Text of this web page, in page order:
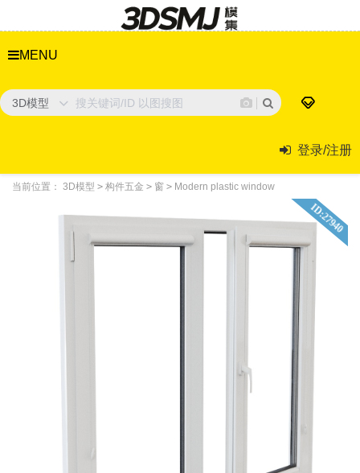
MENU
3D模型
登录/注册
当前位置： 3D模型 > 构件五金 > 窗 > Modern plastic window
ID:27940